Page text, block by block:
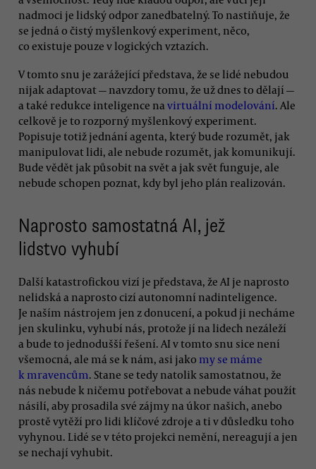
nadmoci je lidský odpor zanedbatelný. To nastiňuje, že
se jedná o čistý myšlenkový experiment, něco,
co existuje pouze v logických vztazích.
V tomto snu je zarážející představa, že se lidé nebudou
nijak adaptovat — navzdory tomu, že už dnes to dělají —
a také redukce inteligence na virtuální modelování. Ale
celkově je to rozporný myšlenkový experiment.
Popisuje totiž jednání agenta, který bude rozumět, jak
manipulovat lidi, ale nebude rozumět, jak komunikují.
Bude vědět jak působit na svět a jak svět funguje, ale
nebude schopen poznat, kdy byl jeho plán realizován.
Naprosto samostatná AI, jež
lidstvo vyhubí
Další katastrofickou vizí je představa, že AI je naprosto
nelidská a naprosto cizí autonomní nadinteligence.
Je naším nástrojem jen z donucení, a pokud ji necháme
jen skulinku, vyhubí nás, protože jí na lidech nezáleží
a bude to jednodušší řešení. AI v tomto snu sice není
všemocná, ale má se k nám, asi jako my se máme
k mravencům. Stane se tedy natolik samostatnou, že
nás nebude k ničemu potřebovat a nebude váhat použít
násilí, aby prosadila své zájmy na úkor našich, anebo
prostě vytěží pro lidi klíčové zdroje a ti v důsledku toho
vyhynou. Lidé se v této projekci nemění, nereagují a jen
se nechají vyhubit.